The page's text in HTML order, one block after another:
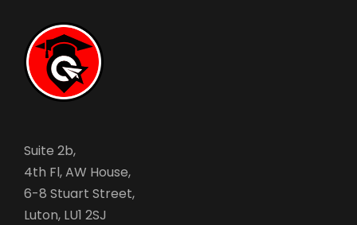
Suite 2b,
4th Fl, AW House,
6-8 Stuart Street,
Luton, LU1 2SJ